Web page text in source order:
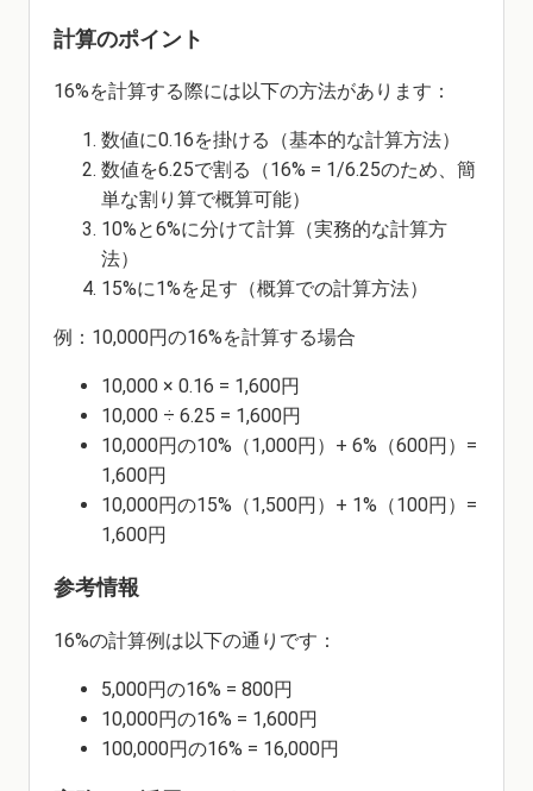
計算のポイント
16%を計算する際には以下の方法があります：
数値に0.16を掛ける（基本的な計算方法）
数値を6.25で割る（16% = 1/6.25のため、簡
単な割り算で概算可能）
10%と6%に分けて計算（実務的な計算方
法）
15%に1%を足す（概算での計算方法）
例：10,000円の16%を計算する場合
10,000 × 0.16 = 1,600円
10,000 ÷ 6.25 = 1,600円
10,000円の10%（1,000円）+ 6%（600円）=
1,600円
10,000円の15%（1,500円）+ 1%（100円）=
1,600円
参考情報
16%の計算例は以下の通りです：
5,000円の16% = 800円
10,000円の16% = 1,600円
100,000円の16% = 16,000円